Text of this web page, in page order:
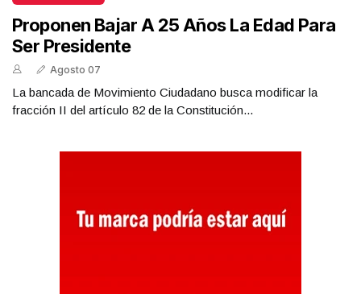
Proponen Bajar A 25 Años La Edad Para
Ser Presidente
Agosto 07
La bancada de Movimiento Ciudadano busca modificar la
fracción II del artículo 82 de la Constitución...